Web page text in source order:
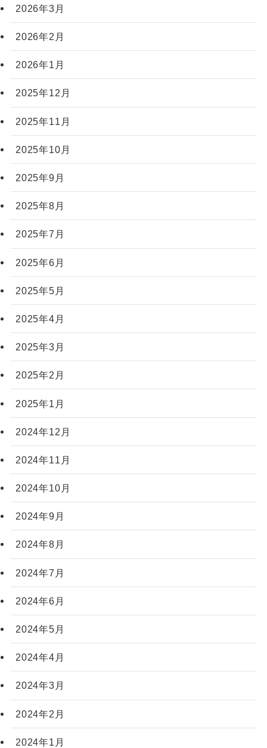
2026年3月
2026年2月
2026年1月
2025年12月
2025年11月
2025年10月
2025年9月
2025年8月
2025年7月
2025年6月
2025年5月
2025年4月
2025年3月
2025年2月
2025年1月
2024年12月
2024年11月
2024年10月
2024年9月
2024年8月
2024年7月
2024年6月
2024年5月
2024年4月
2024年3月
2024年2月
2024年1月